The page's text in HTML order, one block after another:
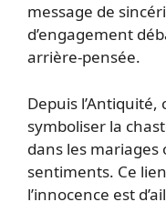
message de
d’engagement
arrière-pensée.
Depuis
symboliser la
dans les
sentiments. Ce
l’innocence est